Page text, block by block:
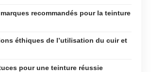
recommandés pour la teinture
éthiques de l’utilisation du cuir et
pour une teinture réussie